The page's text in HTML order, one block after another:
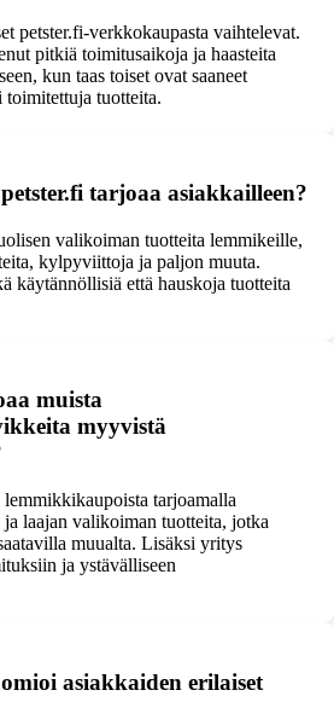
petster.fi-verkkokaupasta vaihtelevat.
pitkiä toimitusaikoja ja haasteita
kun taas toiset ovat saaneet
toimitettuja tuotteita.
tarjoaa asiakkailleen?
valikoiman tuotteita lemmikeille,
kylpyviittoja ja paljon muuta.
käytännöllisiä että hauskoja tuotteita
muista
myyvistä
lemmikkikaupoista tarjoamalla
laajan valikoiman tuotteita, jotka
muualta. Lisäksi yritys
ja ystävälliseen
asiakkaiden erilaiset